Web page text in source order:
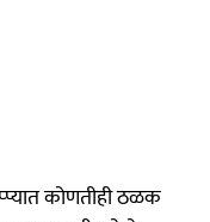
कोणतीही ठळक